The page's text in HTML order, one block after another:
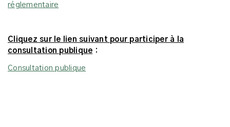
réglementaire
Cliquez sur le lien suivant pour participer à la
consultation publique :
Consultation publique